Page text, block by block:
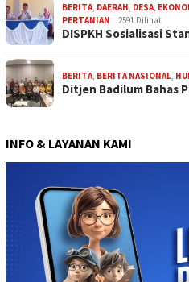
BERITA DAERAH DESA
PERTANIAN
2591 Dilihat
DISPKH Sosialisasi
BERITA BERITA NASIONAL
Ditjen Badilum Bahas
INFO & LAYANAN KAMI